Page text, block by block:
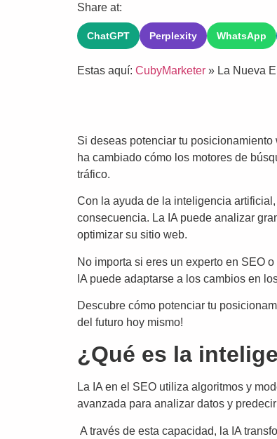
Share at:
ChatGPT Perplexity WhatsApp
Estas aquí: CubyMarketer » La Nueva
Si deseas potenciar tu
ha cambiado cómo los motores de
tráfico.
Con la ayuda de la inteligencia
consecuencia. La IA puede analizar
optimizar su sitio web.
No importa si eres un experto en SEO
IA puede adaptarse a los cambios en
Descubre cómo potenciar tu
del futuro hoy mismo!
¿Qué es la
La IA en el SEO utiliza algoritmos y
avanzada para analizar datos y
A través de esta capacidad, la IA